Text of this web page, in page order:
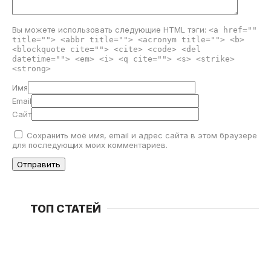
Вы можете использовать следующие HTML тэги: <a href=""
title=""> <abbr title=""> <acronym title=""> <b>
<blockquote cite=""> <cite> <code> <del
datetime=""> <em> <i> <q cite=""> <s> <strike>
<strong>
Имя
Email
Сайт
Сохранить моё имя, email и адрес сайта в этом браузере
для последующих моих комментариев.
ТОП СТАТЕЙ